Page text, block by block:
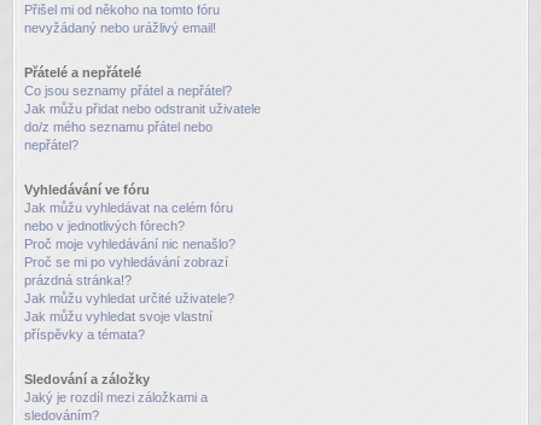
Přišel mi od někoho na tomto fóru
nevyžádaný nebo urážlivý email!
Přátelé a nepřátelé
Co jsou seznamy přátel a nepřátel?
Jak můžu přidat nebo odstranit uživatele
do/z mého seznamu přátel nebo
nepřátel?
Vyhledávání ve fóru
Jak můžu vyhledávat na celém fóru
nebo v jednotlivých fórech?
Proč moje vyhledávání nic nenašlo?
Proč se mi po vyhledávání zobrazí
prázdná stránka!?
Jak můžu vyhledat určité uživatele?
Jak můžu vyhledat svoje vlastní
příspěvky a témata?
Sledování a záložky
Jaký je rozdíl mezi záložkami a
sledováním?